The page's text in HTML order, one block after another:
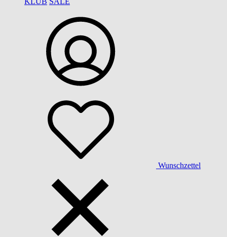
Wunschzettel